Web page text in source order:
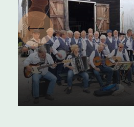
Shantykoren:
zingend aan het
werk
06 januari 2025
Vorige